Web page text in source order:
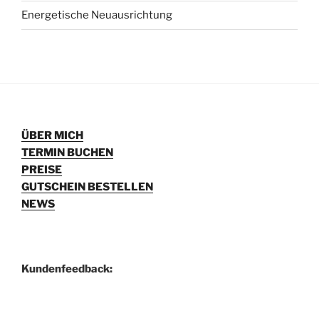
Energetische Neuausrichtung
ÜBER MICH
TERMIN BUCHEN
PREISE
GUTSCHEIN BESTELLEN
NEWS
Kundenfeedback: